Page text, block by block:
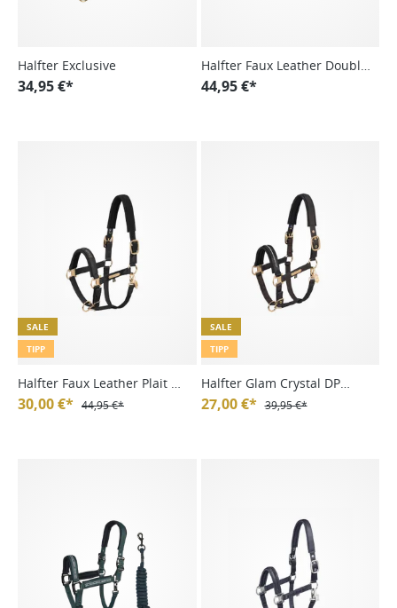
Halfter Exclusive
34,95 €*
Halfter Faux Leather Double
Pin F Heritage 24/25
44,95 €*
SALE
TIPP
Halfter Faux Leather Plait DP
Heritage 24/25
30,00 €* 44,95 €*
SALE
TIPP
Halfter Glam Crystal DP
Heritage 24/25
27,00 €* 39,95 €*